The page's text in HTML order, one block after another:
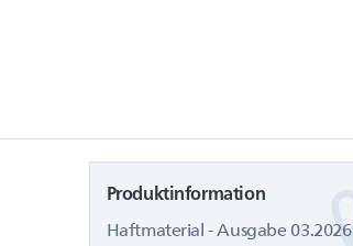
Produktinformation
Haftmaterial - Ausgabe 03.2026